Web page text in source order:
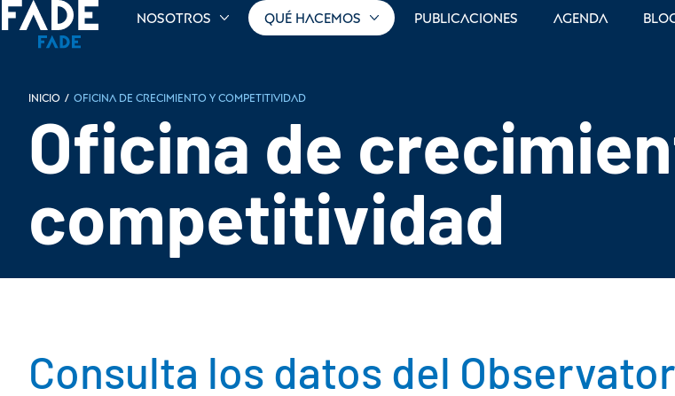
Nosotros Qué hacemos Publicaciones Agenda
Inicio / Oficina de crecimiento y competitividad
Oficina de
competitividad
Consulta los datos del